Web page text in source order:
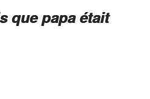
que papa était